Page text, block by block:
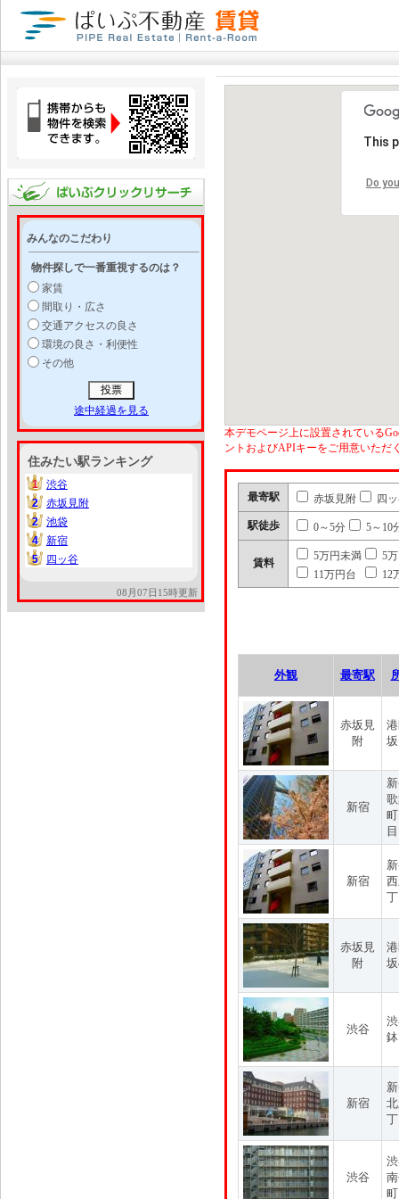
みんなのこだわり
物件探しで一番重視するのは？
家賃
間取り・広さ
交通アクセスの良さ
環境の良さ・利便性
その他
途中経過を見る
住みたい駅ランキング
1
1
渋谷
2
2
赤坂見附
2
2
池袋
4
4
新宿
5
5 四ッ谷
08月07日15時更新
This
Do
本デモページ上に設置されている
ントおよびAPIキーをご用意いただ
最寄駅 赤坂見附 四
駅徒歩 0～5分 5～10
賃料
5万円未満
5
11万円台
12
外観 最寄駅
赤坂見
附
新宿
目
新宿
赤坂見
附
渋谷
新宿
渋谷